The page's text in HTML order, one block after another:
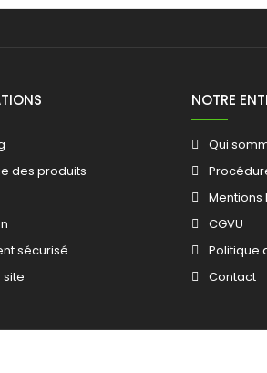
des produits
sécurisé
site
NOTRE
Qui
Mentions
CGVU
Politique
Contact